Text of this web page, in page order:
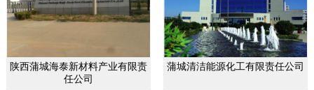
陕西蒲城海泰新材料产业有限责
任公司
蒲城清洁能源化工有限责任公司